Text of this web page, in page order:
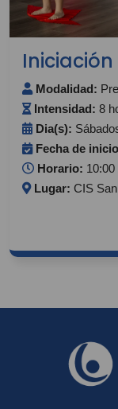
Modalidad:
Intensidad: 8
Dia(s):
Fecha de
Horario:
Lugar: CIS